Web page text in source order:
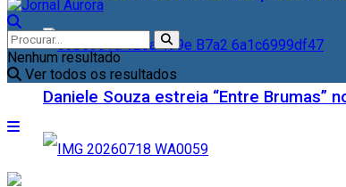
Daniele Souza estreia “Entre Brumas”
Nenhum resultado
Ver todos os resultados